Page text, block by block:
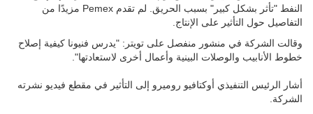
وقالت الشركة في منشور منفصل على تويتر: "يدرس فنيونا كيفية إصلاح
خطوط الأنابيب والوصلات البينية وأعمال أخرى لاستعادتها".
أشار الرئيس التنفيذي أوكتافيو روميرو إلى التأثير في مقطع فيديو نشرته
وقال "سنواصل البحث عن هذا الشخص باعتباره أولويتنا الأولى ، وكذلك